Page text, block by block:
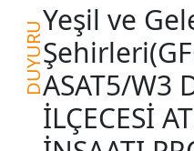
DUYURUYeşil ve
ASAT5/W3
İLÇECESİ